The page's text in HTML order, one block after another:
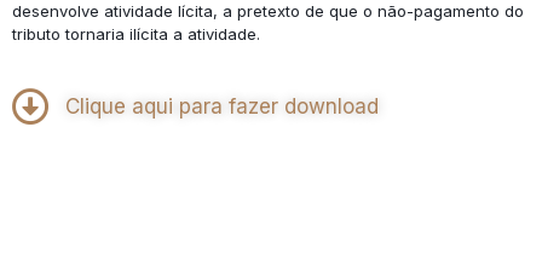
desenvolve atividade lícita, a pretexto de que o não-pagamento do
tributo tornaria ilícita a atividade.
Clique aqui para fazer download